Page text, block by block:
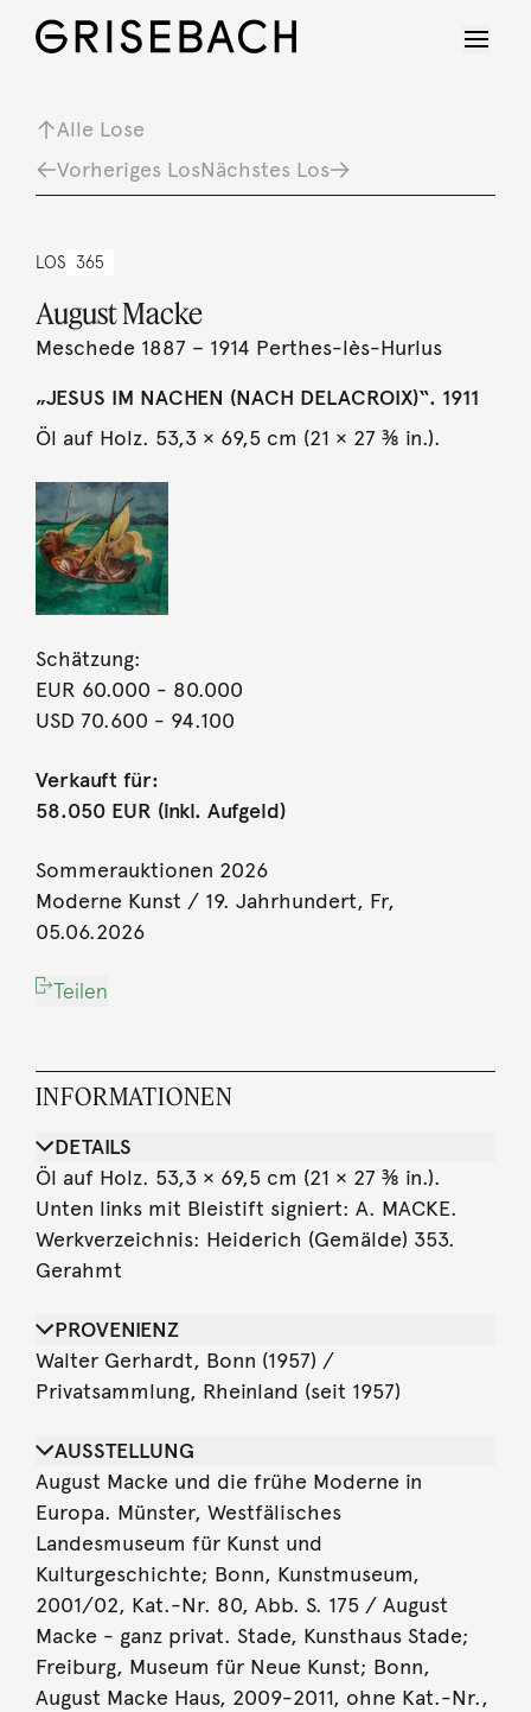
Alle Lose
Vorheriges LosNächstes Los
LOS 365
August Macke
Meschede 1887 – 1914 Perthes-lès-Hurlus
„JESUS IM NACHEN (NACH DELACROIX)“. 1911
Öl auf Holz. 53,3 × 69,5 cm (21 × 27 ⅜ in.).
Schätzung:
EUR 60.000 - 80.000
USD 70.600 - 94.100
Verkauft für:
58.050 EUR (inkl. Aufgeld)
Sommerauktionen 2026
Moderne Kunst / 19. Jahrhundert, Fr,
05.06.2026
Teilen
INFORMATIONEN
DETAILS
Öl auf Holz. 53,3 × 69,5 cm (21 × 27 ⅜ in.).
Unten links mit Bleistift signiert: A. MACKE.
Werkverzeichnis: Heiderich (Gemälde) 353.
Gerahmt
PROVENIENZ
Walter Gerhardt, Bonn (1957) /
Privatsammlung, Rheinland (seit 1957)
AUSSTELLUNG
August Macke und die frühe Moderne in
Europa. Münster, Westfälisches
Landesmuseum für Kunst und
Kulturgeschichte; Bonn, Kunstmuseum,
2001/02, Kat.-Nr. 80, Abb. S. 175 / August
Macke - ganz privat. Stade, Kunsthaus Stade;
Freiburg, Museum für Neue Kunst; Bonn,
August Macke Haus, 2009-2011, ohne Kat.-Nr.,